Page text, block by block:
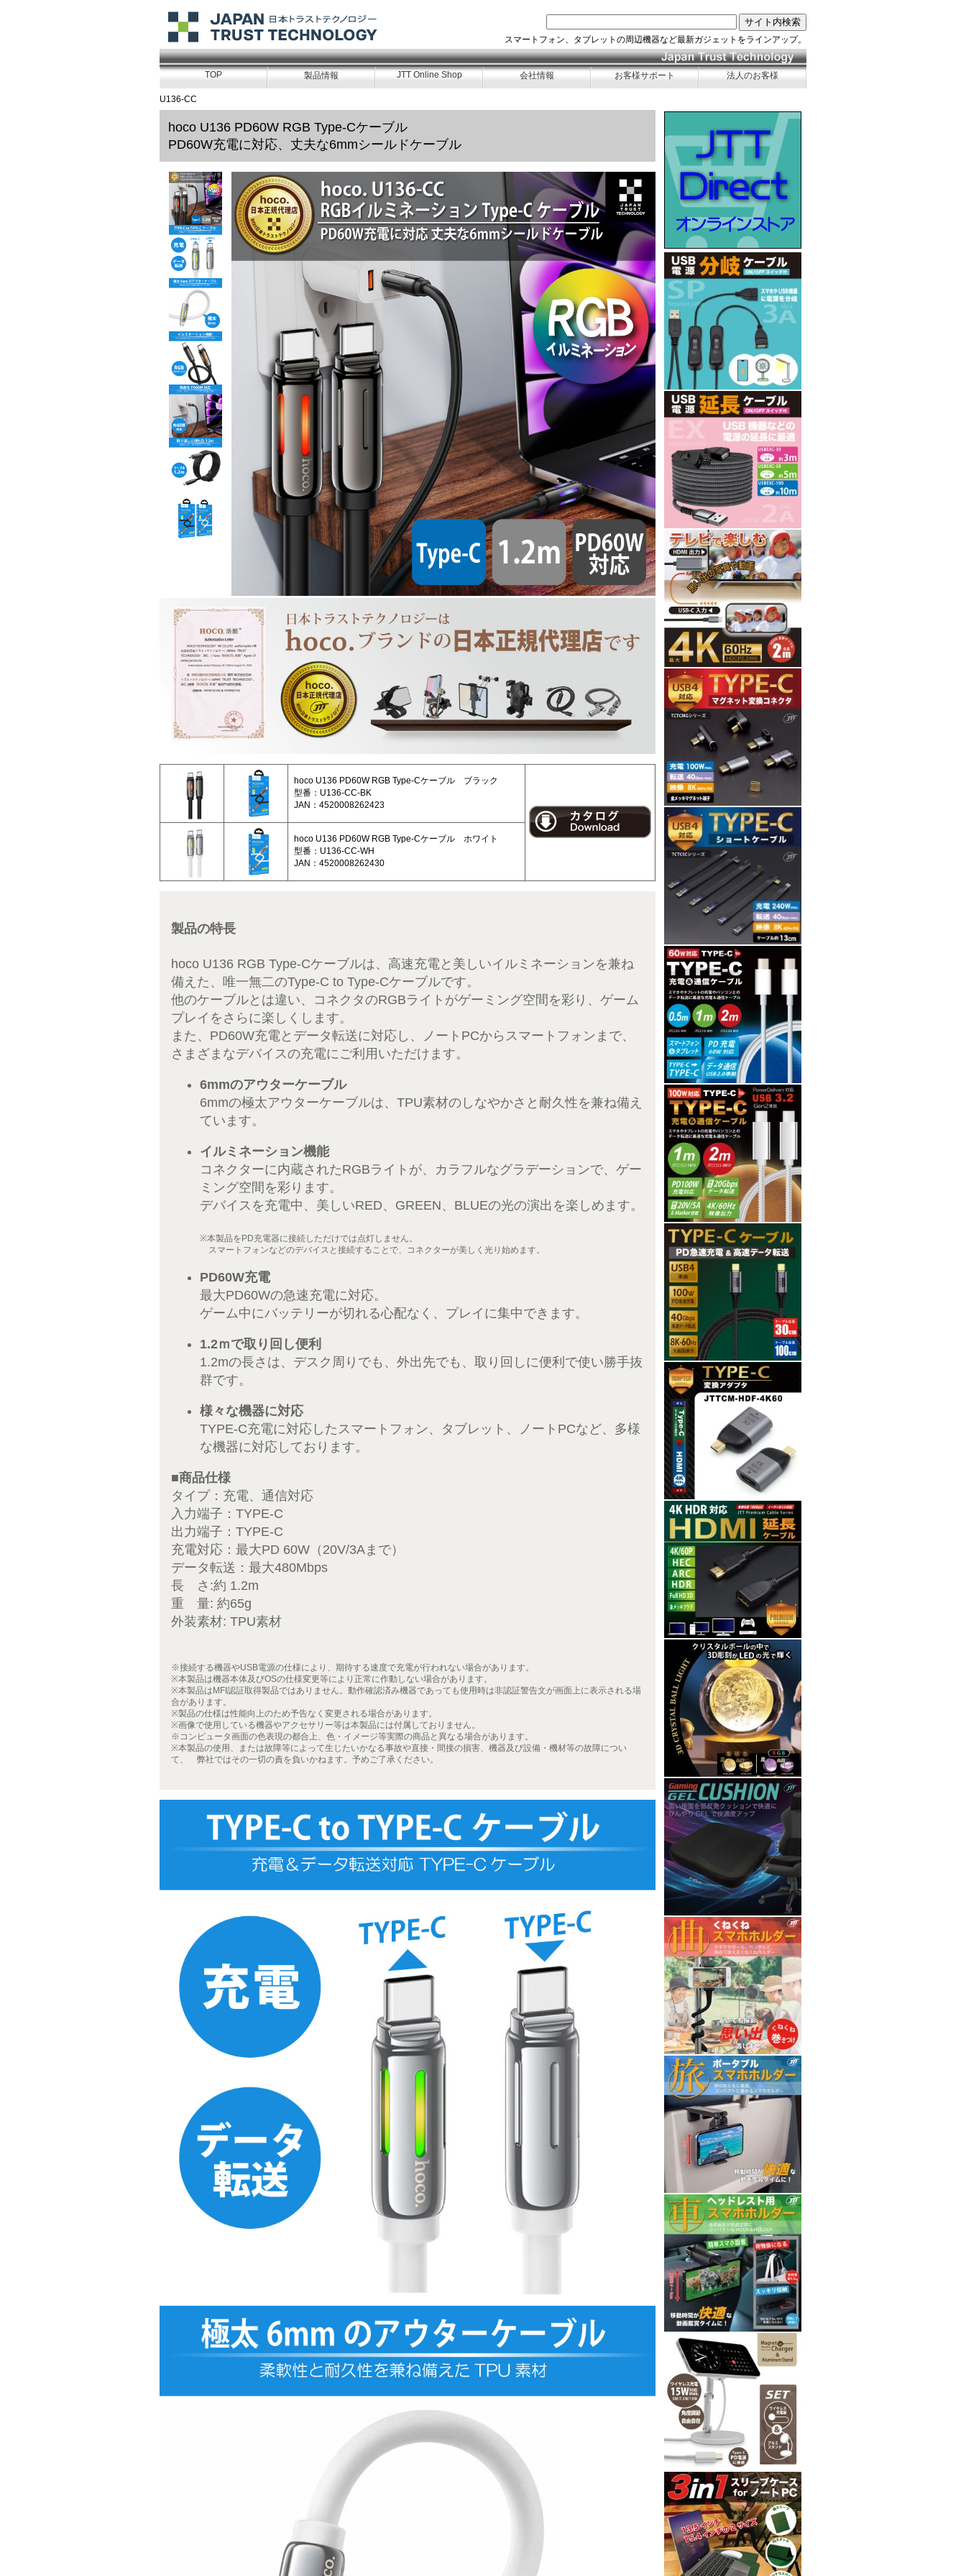
スマートフォン、タブレットの周辺機器など最新ガジェットをラインアップ。
TOP 製品情報 JTT Online Shop 会社情報 お客様サポート 法人のお客様
U136-CC
hoco U136 PD60W RGB Type-Cケーブル
PD60W充電に対応、丈夫な6mmシールドケーブル
hoco U136 PD60W RGB Type-Cケーブル ブラック
型番：U136-CC-BK
JAN：4520008262423
hoco U136 PD60W RGB Type-Cケーブル ホワイト
型番：U136-CC-WH
JAN：4520008262430
製品の特長
hoco U136 RGB Type-Cケーブルは、高速充電と美しいイルミネーションを兼ね
備えた、唯一無二のType-C to Type-Cケーブルです。
他のケーブルとは違い、コネクタのRGBライトがゲーミング空間を彩り、ゲーム
プレイをさらに楽しくします。
また、PD60W充電とデータ転送に対応し、ノートPCからスマートフォンまで、
さまざまなデバイスの充電にご利用いただけます。
6mmのアウターケーブル
6mmの極太アウターケーブルは、TPU素材のしなやかさと耐久性を兼ね備え
ています。
イルミネーション機能
コネクターに内蔵されたRGBライトが、カラフルなグラデーションで、ゲー
ミング空間を彩ります。
デバイスを充電中、美しいRED、GREEN、BLUEの光の演出を楽しめます。
※本製品をPD充電器に接続しただけでは点灯しません。
スマートフォンなどのデバイスと接続することで、コネクターが美しく光り始めます。
PD60W充電
最大PD60Wの急速充電に対応。
ゲーム中にバッテリーが切れる心配なく、プレイに集中できます。
1.2ｍで取り回し便利
1.2mの長さは、デスク周りでも、外出先でも、取り回しに便利で使い勝手抜
群です。
様々な機器に対応
TYPE-C充電に対応したスマートフォン、タブレット、ノートPCなど、多様
な機器に対応しております。
■商品仕様
タイプ：充電、通信対応
入力端子：TYPE-C
出力端子：TYPE-C
充電対応：最大PD 60W（20V/3Aまで）
データ転送：最大480Mbps
長 さ:約 1.2m
重 量: 約65g
外装素材: TPU素材
※接続する機器やUSB電源の仕様により、期待する速度で充電が行われない場合があります。
※本製品は機器本体及びOSの仕様変更等により正常に作動しない場合があります。
※本製品はMFI認証取得製品ではありません。動作確認済み機器であっても使用時は非認証警告文が画面上に表示される場
合があります。
※製品の仕様は性能向上のため予告なく変更される場合があります。
※画像で使用している機器やアクセサリー等は本製品には付属しておりません。
※コンピュータ画面の色表現の都合上、色・イメージ等実際の商品と異なる場合があります。
※本製品の使用、または故障等によって生じたいかなる事故や直接・間接の損害、機器及び設備・機材等の故障につい
て、 弊社ではその一切の責を負いかねます。予めご了承ください。